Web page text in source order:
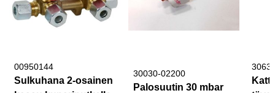
00950144
Sulkuhana 2-osainen
30030-02200
Palosuutin 30 mbar